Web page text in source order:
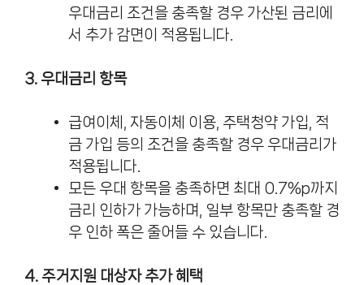
우대금리 조건을 충족할 경우 가산된 금리에
서 추가 감면이 적용됩니다.
3. 우대금리 항목
급여이체, 자동이체 이용, 주택청약 가입, 적
금 가입 등의 조건을 충족할 경우 우대금리가
적용됩니다.
모든 우대 항목을 충족하면 최대 0.7%p까지
금리 인하가 가능하며, 일부 항목만 충족할 경
우 인하 폭은 줄어들 수 있습니다.
4. 주거지원 대상자 추가 혜택